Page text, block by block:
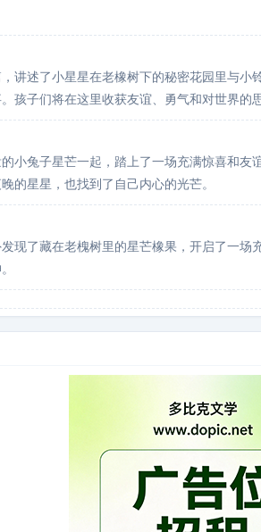
讲述了小星星在老橡树下的秘密花园里与小
孩子们将在这里收获友谊、勇气和对世界的思
小兔子星芒一起，踏上了一场充满惊喜和友
的星星，也找到了自己内心的光芒。
现了藏在老槐树里的星芒橡果，开启了一场